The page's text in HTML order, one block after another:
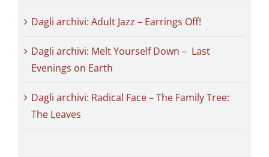
Dagli archivi: Adult Jazz – Earrings Off!
Dagli archivi: Melt Yourself Down – Last
Evenings on Earth
Dagli archivi: Radical Face – The Family Tree:
The Leaves